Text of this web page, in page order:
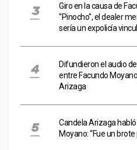
Giro en la causa de
"Pinocho", el dealer
sería un expolicía
Difundieron el audio
entre Facundo
Arizaga
Candela Arizaga
Moyano: “Fue un